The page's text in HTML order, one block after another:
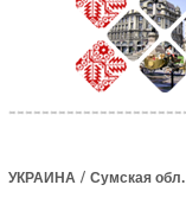
УКРАИНА / Сумская обл.